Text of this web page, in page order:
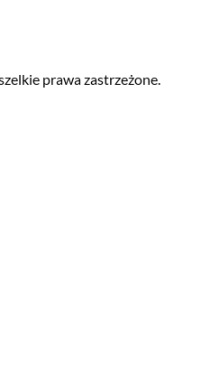
prawa zastrzeżone.